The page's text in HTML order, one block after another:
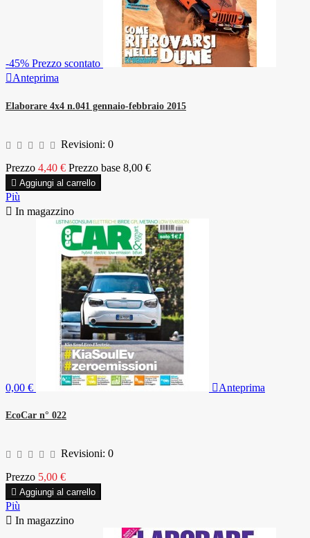
-45% Prezzo scontato
Anteprima
Elaborare 4x4 n.041 gennaio-febbraio 2015
Revisioni: 0
Prezzo 4,40 € Prezzo base 8,00 €
 Aggiungi al carrello
Più
 In magazzino
0,00 € Anteprima
EcoCar n° 022
Revisioni: 0
Prezzo 5,00 €
 Aggiungi al carrello
Più
 In magazzino